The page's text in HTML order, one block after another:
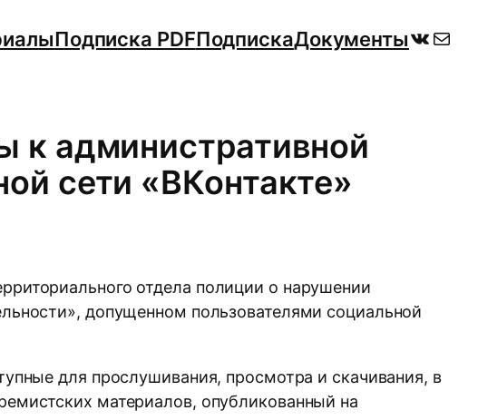
Подписка PDFПодпискаДокументы
к административной
сети «ВКонтакте»
отдела полиции о нарушении
допущенном пользователями социальной
для прослушивания, просмотра и скачивания, в
материалов, опубликованный на